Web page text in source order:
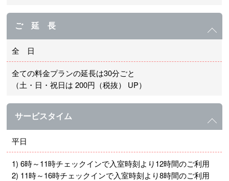
ご 延 長
全 日
全ての料金プランの延長は30分ごと
（土・日・祝日は 200円（税抜） UP）
サービスタイム
平日
1) 6時～11時チェックインで入室時刻より12時間のご利用
2) 11時～16時チェックインで入室時刻より8時間のご利用